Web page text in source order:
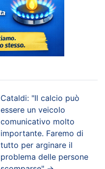
Cataldi: "Il calcio può
essere un veicolo
comunicativo molto
importante. Faremo di
tutto per arginare il
problema delle persone